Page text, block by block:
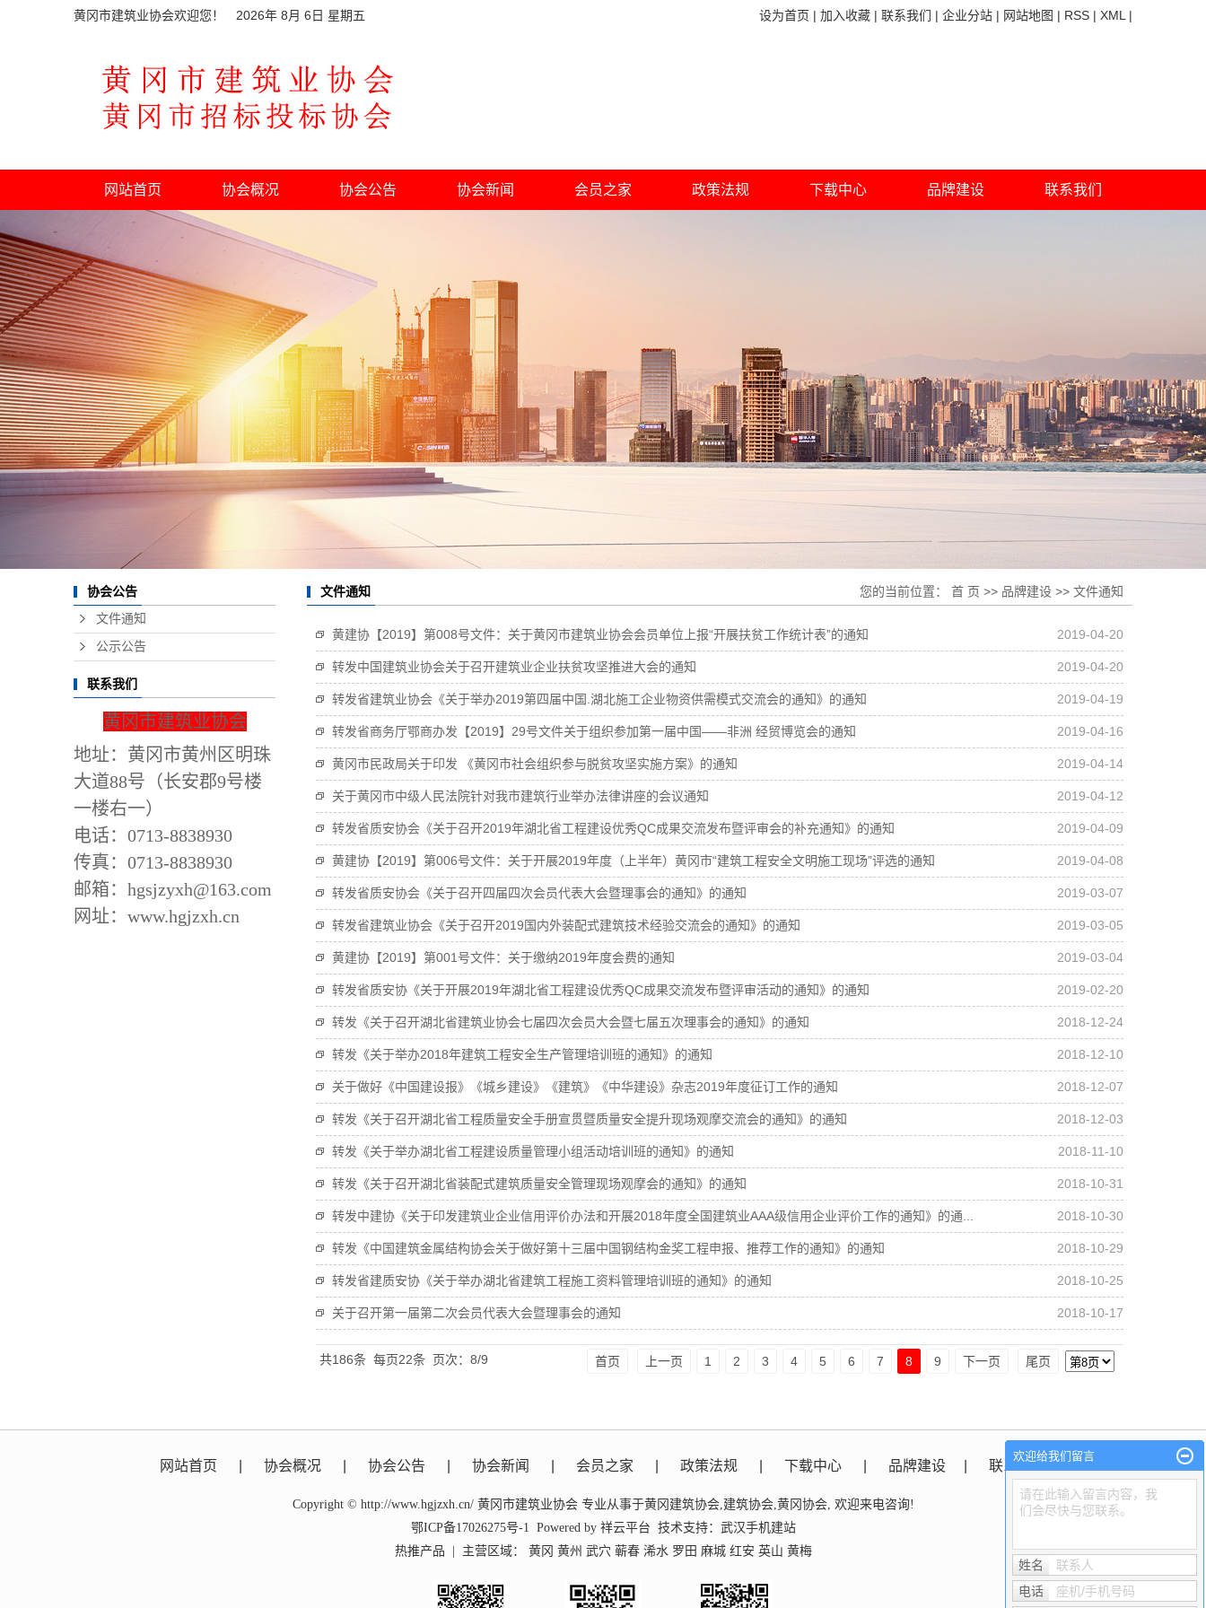
黄冈市建筑业协会欢迎您！ 2026年 8月 6 日 星期五 设为首页 | 加入收藏 | 联系我们 | 企业分站 | 网站地图 | RSS | XML |
网站首页 协会概况 协会公告 协会新闻 会员之家 政策法规 下载中心 品牌建设 联系我们
协会公告
文件通知
公示公告
联系我们
黄冈市建筑业协会
地址：黄冈市黄州区明珠
大道88号（长安郡9号楼
一楼右一）
电话：0713-8838930
传真：0713-8838930
邮箱：hgsjzyxh@163.com
网址：www.hgjzxh.cn
文件通知 您的当前位置： 首 页 >> 品牌建设 >> 文件通知
黄建协【2019】第008号文件：关于黄冈市建筑业协会会员单位上报“开展扶贫工作统计表”的通知 2019-04-20
转发中国建筑业协会关于召开建筑业企业扶贫攻坚推进大会的通知 2019-04-20
转发省建筑业协会《关于举办2019第四届中国.湖北施工企业物资供需模式交流会的通知》的通知 2019-04-19
转发省商务厅​鄂商办发【2019】29号文件关于组织参加第一届中国——非洲 经贸博览会的通知 2019-04-16
黄冈市民政局关于印发 《黄冈市社会组织参与脱贫攻坚实施方案》的通知 2019-04-14
关于黄冈市中级人民法院针对我市建筑行业举办法律讲座的会议通知 2019-04-12
转发省质安协会《关于召开2019年湖北省工程建设优秀QC成果交流发布暨评审会的补充通知》的通知 2019-04-09
黄建协【2019】第006号文件：关于开展2019年度（上半年）黄冈市“建筑工程安全文明施工现场”评选的通知 2019-04-08
转发省质安协会《关于召开四届四次会员代表大会暨理事会的通知》的通知 2019-03-07
转发省建筑业协会《关于召开2019国内外装配式建筑技术经验交流会的通知》的通知 2019-03-05
黄建协【2019】第001号文件：关于缴纳2019年度会费的通知 2019-03-04
转发省质安协《关于开展2019年湖北省工程建设优秀QC成果交流发布暨评审活动的通知》的通知 2019-02-20
转发《关于召开湖北省建筑业协会七届四次会员大会暨七届五次理事会的通知》的通知 2018-12-24
转发《关于举办2018年建筑工程安全生产管理培训班的通知》的通知 2018-12-10
关于做好《中国建设报》《城乡建设》《建筑》《中华建设》杂志2019年度征订工作的通知 2018-12-07
转发《关于召开湖北省工程质量安全手册宣贯暨质量安全提升现场观摩交流会的通知》的通知 2018-12-03
转发《关于举办湖北省工程建设质量管理小组活动培训班的通知》的通知 2018-11-10
转发《关于召开湖北省装配式建筑质量安全管理现场观摩会的通知》的通知 2018-10-31
转发中建协《关于印发建筑业企业信用评价办法和开展2018年度全国建筑业AAA级信用企业评价工作的通知》的通... 2018-10-30
转发《中国建筑金属结构协会关于做好第十三届中国钢结构金奖工程申报、推荐工作的通知》的通知 2018-10-29
转发省建质安协《关于举办湖北省建筑工程施工资料管理培训班的通知》的通知 2018-10-25
关于召开第一届第二次会员代表大会暨理事会的通知 2018-10-17
共186条 每页22条 页次：8/9 首页 上一页 1 2 3 4 5 6 7 8 9 下一页 尾页
网站首页 协会概况 协会公告 协会新闻 会员之家 政策法规 下载中心 品牌建设 联系我们
Copyright © http://www.hgjzxh.cn/ 黄冈市建筑业协会 专业从事于黄冈建筑协会,建筑协会,黄冈协会, 欢迎来电咨询!
鄂ICP备17026275号-1 Powered by 祥云平台 技术支持： 武汉手机建站
热推产品 | 主营区域： 黄冈 黄州 武穴 蕲春 浠水 罗田 麻城 红安 英山 黄梅
欢迎给我们留言
请在此输入留言内容，我
们会尽快与您联系。
姓名
联系人
电话
座机/手机号码